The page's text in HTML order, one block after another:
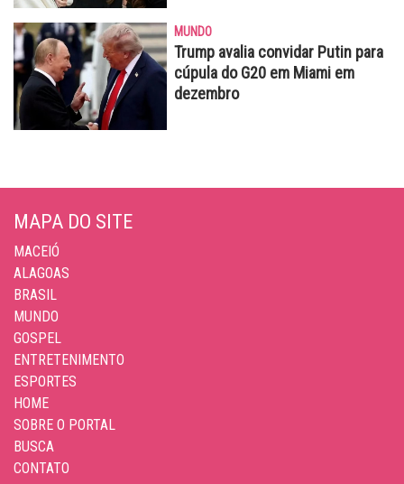
MUNDO
Trump avalia convidar Putin para
cúpula do G20 em Miami em
dezembro
MAPA DO SITE
MACEIÓ
ALAGOAS
BRASIL
MUNDO
GOSPEL
ENTRETENIMENTO
ESPORTES
HOME
SOBRE O PORTAL
BUSCA
CONTATO